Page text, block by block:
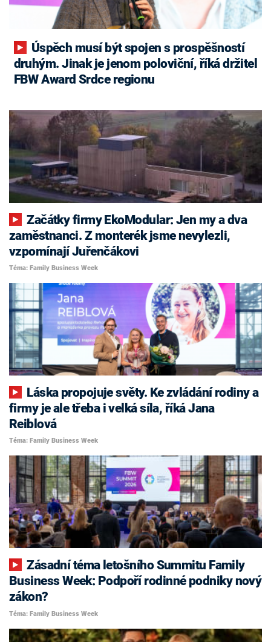
druhým. Jinak je jenom poloviční, říká držitel
FBW Award Srdce regionu
Začátky firmy EkoModular: Jen my a dva
zaměstnanci. Z monterék jsme nevylezli,
vzpomínají Juřenčákovi
Téma: Family Business Week
firmy je ale třeba i velká síla, říká Jana
Reiblová
Téma: Family Business Week
Zásadní téma letošního Summitu Family
Business Week: Podpoří rodinné podniky nový
zákon?
Téma: Family Business Week